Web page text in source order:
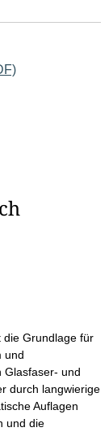
die Grundlage für
und
Glasfaser- und
durch langwierige
Auflagen
und die